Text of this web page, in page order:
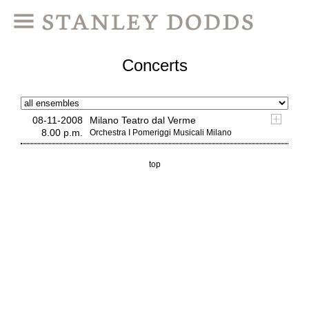
Concerts
08-11-2008
8.00 p.m.
Milano Teatro dal Verme
Orchestra I Pomeriggi Musicali Milano
top